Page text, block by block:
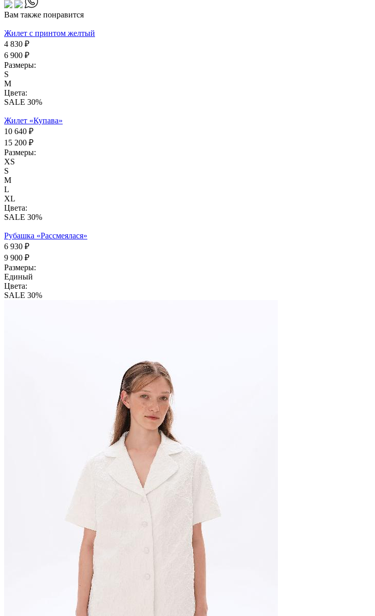
Вам также понравится
Жилет с принтом желтый
4 830 ₽
6 900 ₽
Размеры:
S
M
Цвета:
SALE 30%
Жилет «Купава»
10 640 ₽
15 200 ₽
Размеры:
XS
S
M
L
XL
Цвета:
SALE 30%
Рубашка «Рассмеялася»
6 930 ₽
9 900 ₽
Размеры:
Единый
Цвета:
SALE 30%